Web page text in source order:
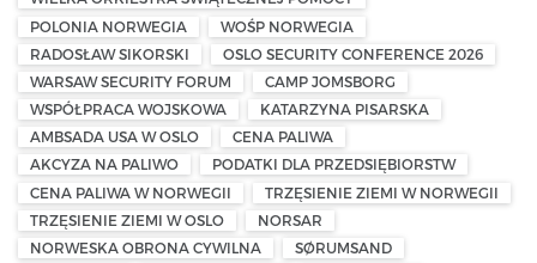
POLONIA NORWEGIA
WOŚP NORWEGIA
RADOSŁAW SIKORSKI
OSLO SECURITY CONFERENCE 2026
WARSAW SECURITY FORUM
CAMP JOMSBORG
WSPÓŁPRACA WOJSKOWA
KATARZYNA PISARSKA
AMBSADA USA W OSLO
CENA PALIWA
AKCYZA NA PALIWO
PODATKI DLA PRZEDSIĘBIORSTW
CENA PALIWA W NORWEGII
TRZĘSIENIE ZIEMI W NORWEGII
TRZĘSIENIE ZIEMI W OSLO
NORSAR
NORWESKA OBRONA CYWILNA
SØRUMSAND